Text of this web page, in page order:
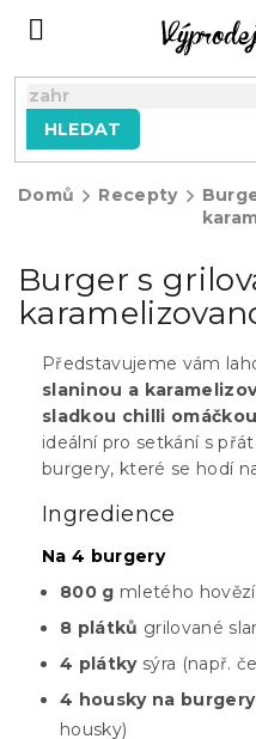
HLEDAT
Domů Recepty
Burger s
Představujeme vám
slaninou a
sladkou chilli omáčkou
ideální pro setkání s
burgery, které se hodí
Ingredience
Na 4 burgery
800 g mletého
8 plátků grilované
4 plátkysýra (např.
4 housky na burgery
housky)